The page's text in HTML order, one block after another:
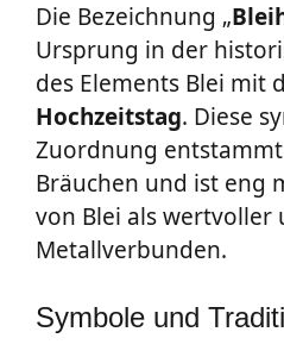
Die Bezeichnung „
Ursprung in der
des Elements Blei mit
Hochzeitstag. Diese
Zuordnung
Bräuchen und ist eng
von Blei als wertvoller
Metallverbunden.
Symbole und